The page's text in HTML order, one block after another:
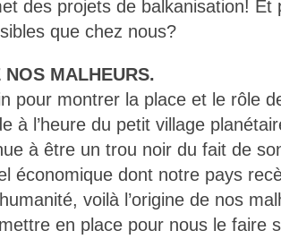
des projets de balkanisation!
que chez nous?
NOS MALHEURS.
pour montrer la place et le rôle
à l’heure du petit village
à être un trou noir du fait de
économique dont notre pays
voilà l’origine de nos
en place pour nous le faire